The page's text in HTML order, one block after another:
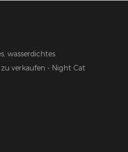
wasserdichtes
verkaufen - Night Cat